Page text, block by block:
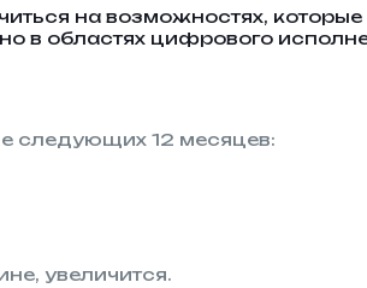
на возможностях, которые
в областях цифрового
следующих 12 месяцев:
увеличится.